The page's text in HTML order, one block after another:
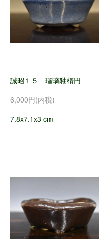
誠昭１５ 瑠璃釉楕円
6,000円(内税)
7.8x7.1x3 cm